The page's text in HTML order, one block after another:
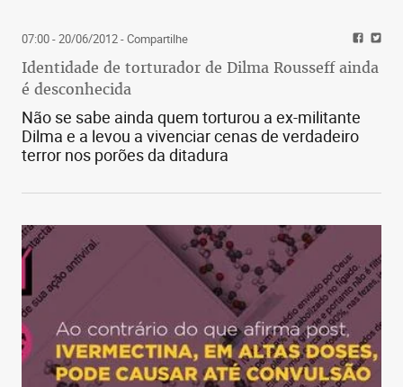
07:00 - 20/06/2012- Compartilhe
Identidade de torturador de Dilma Rousseff ainda
é desconhecida
Não se sabe ainda quem torturou a ex-militante
Dilma e a levou a vivenciar cenas de verdadeiro
terror nos porões da ditadura